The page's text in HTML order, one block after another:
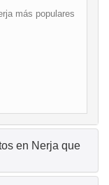
más populares
en Nerja que